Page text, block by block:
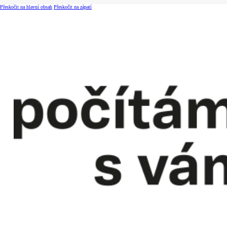
Přeskočit na hlavní obsah Přeskočit na zápatí